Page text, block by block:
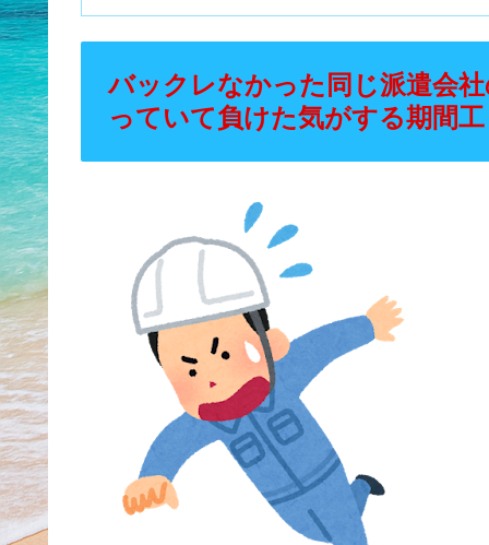
バックレなかった同じ派遣会
っていて負けた気がする期間